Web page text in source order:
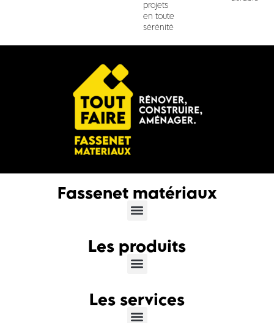
projets
en toute
sérénité
Fassenet matériaux
Les produits
Les services